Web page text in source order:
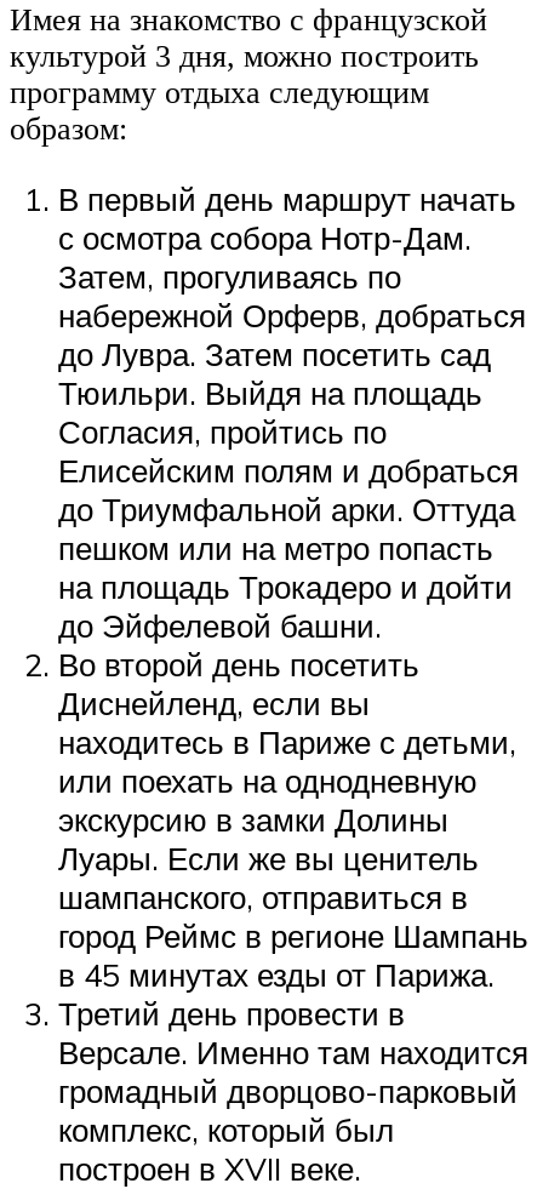
Имея на знакомство с французской
культурой 3 дня, можно построить
программу отдыха следующим
образом:
В первый день маршрут начать
с осмотра собора Нотр-Дам.
Затем, прогуливаясь по
набережной Орферв, добраться
до Лувра. Затем посетить сад
Тюильри. Выйдя на площадь
Согласия, пройтись по
Елисейским полям и добраться
до Триумфальной арки. Оттуда
пешком или на метро попасть
на площадь Трокадеро и дойти
до Эйфелевой башни.
Во второй день посетить
Диснейленд, если вы
находитесь в Париже с детьми,
или поехать на однодневную
экскурсию в замки Долины
Луары. Если же вы ценитель
шампанского, отправиться в
город Реймс в регионе Шампань
в 45 минутах езды от Парижа.
Третий день провести в
Версале. Именно там находится
громадный дворцово-парковый
комплекс, который был
построен в XVII веке.